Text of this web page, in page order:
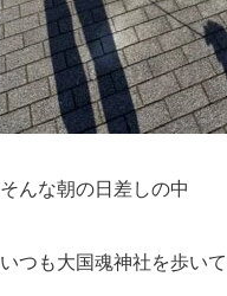
そんな朝の日差しの中
いつも大国魂神社を歩い